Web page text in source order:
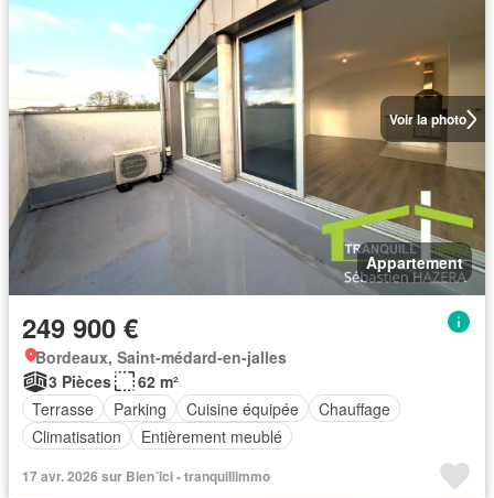
Voir la photo
Appartement
249 900 €
Bordeaux, Saint-médard-en-jalles
3 Pièces
62 m²
Terrasse
Parking Cuisine équipée
Chauffage
Climatisation
Entièrement meublé
17 avr. 2026 sur Bien´ici - tranquillimmo